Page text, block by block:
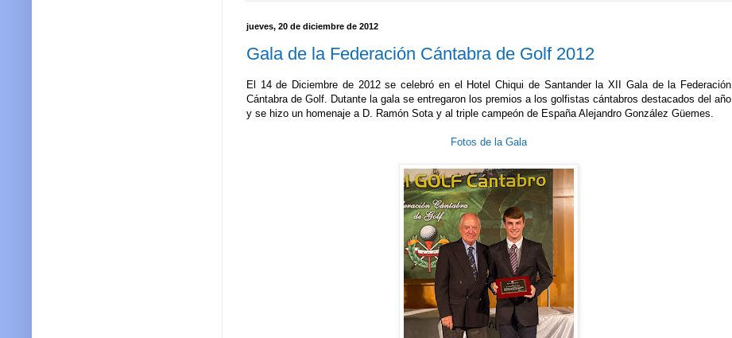
jueves, 20 de diciembre de 2012
Gala de la Federación Cántabra de Golf 2012
El 14 de Diciembre de 2012 se celebró en el Hotel Chiqui de Santander la XII Gala de la Federación
Cántabra de Golf. Dutante la gala se entregaron los premios a los golfistas cántabros destacados del año
y se hizo un homenaje a D. Ramón Sota y al triple campeón de España Alejandro González Güemes.
Fotos de la Gala